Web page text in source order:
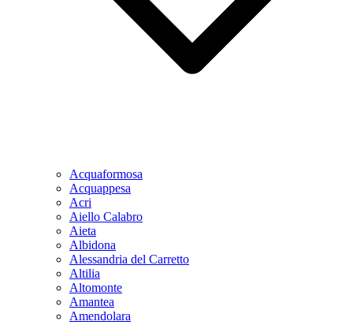
Acquaformosa
Acquappesa
Acri
Aiello Calabro
Aieta
Albidona
Alessandria del Carretto
Altilia
Altomonte
Amantea
Amendolara